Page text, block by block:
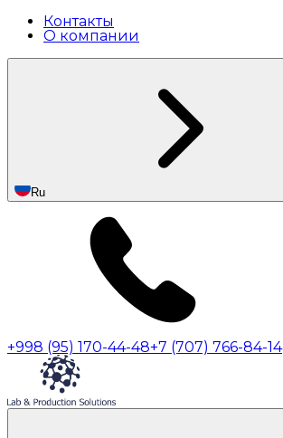
Контакты
О компании
Ru
+998 (95) 170-44-48+7 (707) 766-84-14